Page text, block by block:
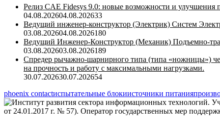
Релиз CAE Fidesys 9.0: новые возможности и улучшения
04.08.202604.08.202633
Ведущий инженер-конструктор (Электрик) Систем
03.08.202604.08.2026180
Ведущий Инженер-Конструктор (Механик) Подъемно-
03.08.202603.08.2026189
Спредер рычажно-шарнирного типа (типа «ножницы»)
на прочность и работу с максимальными нагрузками.
30.07.202630.07.202654
phoenix contactиспытательные блокиисточники питания